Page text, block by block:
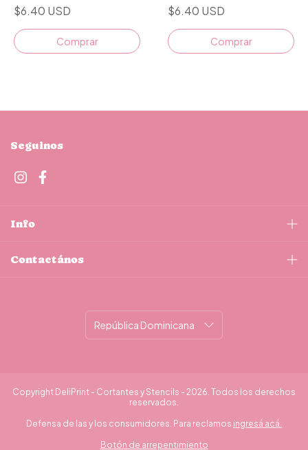
$6.40 USD $6.40 USD
Seguinos
Info
Contactános
Copyright DeliPrint - Cortantes y Stencils - 2026. Todos los derechos
reservados.
Defensa de las y los consumidores. Para reclamos ingresá acá.
Botón de arrepentimiento